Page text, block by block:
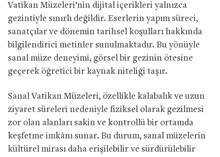
Vatikan Müzeleri’nin dijital içerikleri yalnızca
gezintiyle sınırlı değildir. Eserlerin yapım süreci,
sanatçılar ve dönemin tarihsel koşulları hakkında
bilgilendirici metinler sunulmaktadır. Bu yönüyle
sanal müze deneyimi, görsel bir gezinin ötesine
geçerek öğretici bir kaynak niteliği taşır.
Sanal Vatikan Müzeleri, özellikle kalabalık ve uzun
ziyaret süreleri nedeniyle fiziksel olarak gezilmesi
zor olan alanları sakin ve kontrollü bir ortamda
keşfetme imkânı sunar. Bu durum, sanal müzelerin
kültürel mirası daha erişilebilir ve sürdürülebilir